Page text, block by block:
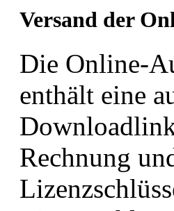
Versand der
Die Online-
enthält eine
Rechnung